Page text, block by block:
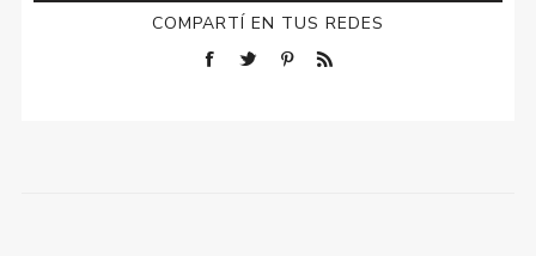
COMPARTÍ EN TUS REDES